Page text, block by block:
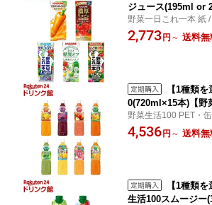
ジュース(195ml or
一日これ一本 紙】
野菜一日これ一本 紙
2,773 円 ～ 送料無
【1種類
0(720ml×15本)【野
缶】
野菜生活100 PET・
4,536 円 ～ 送料無
【1種類
生活100スムージー